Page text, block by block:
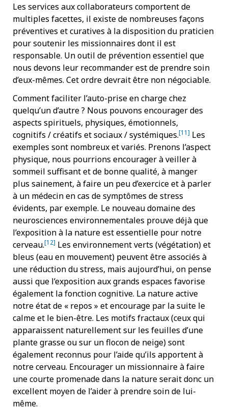
Les services aux collaborateurs comportent de
multiples facettes, il existe de nombreuses façons
préventives et curatives à la disposition du praticien
pour soutenir les missionnaires dont il est
responsable. Un outil de prévention essentiel que
nous devons leur recommander est de prendre soin
d’eux-mêmes. Cet ordre devrait être non négociable.
Comment faciliter l’auto-prise en charge chez
quelqu’un d’autre ? Nous pouvons encourager des
aspects spirituels, physiques, émotionnels,
cognitifs / créatifs et sociaux / systémiques.[11] Les
exemples sont nombreux et variés. Prenons l’aspect
physique, nous pourrions encourager à veiller à
sommeil suffisant et de bonne qualité, à manger
plus sainement, à faire un peu d’exercice et à parler
à un médecin en cas de symptômes de stress
évidents, par exemple. Le nouveau domaine des
neurosciences environnementales prouve déjà que
l’exposition à la nature est essentielle pour notre
cerveau.[12] Les environnement verts (végétation) et
bleus (eau en mouvement) peuvent être associés à
une réduction du stress, mais aujourd’hui, on pense
aussi que l’exposition aux grands espaces favorise
également la fonction cognitive. La nature active
notre état de « repos » et encourage par la suite le
calme et le bien-être. Les motifs fractaux (ceux qui
apparaissent naturellement sur les feuilles d’une
plante grasse ou sur un flocon de neige) sont
également reconnus pour l’aide qu’ils apportent à
notre cerveau. Encourager un missionnaire à faire
une courte promenade dans la nature serait donc un
excellent moyen de l’aider à prendre soin de lui-
même.